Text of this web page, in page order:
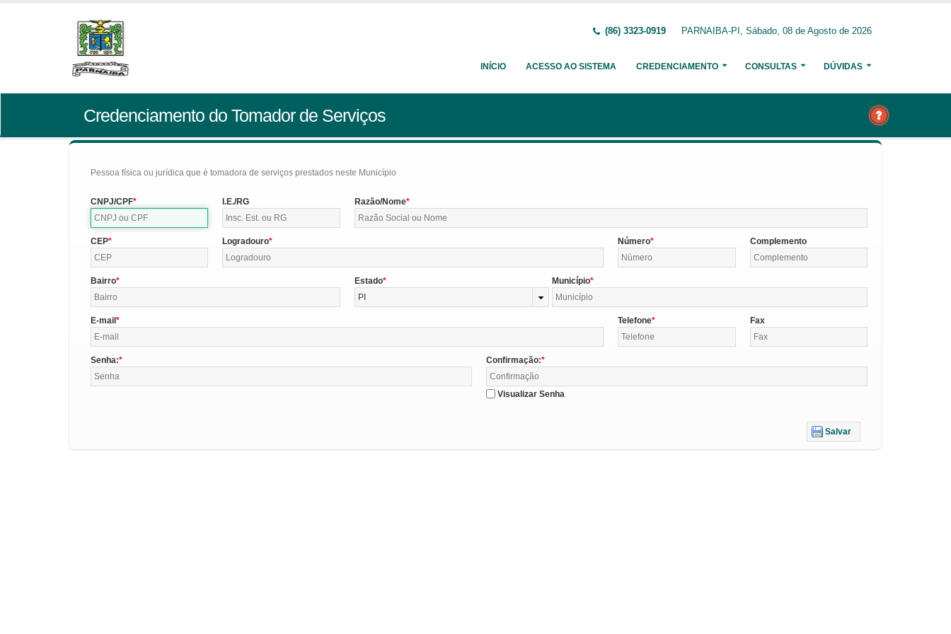
(86) 3323-0919 PARNAIBA-PI, Sábado, 08 de Agosto de 2026
INÍCIO ACESSO AO SISTEMA CREDENCIAMENTO CONSULTAS DÚVIDAS
Credenciamento do Tomador de Serviços
Pessoa física ou jurídica que é tomadora de serviços prestados neste Município
CNPJ/CPF I.E./RG Razão/Nome
CEP Logradouro Número Complemento
Bairro
Estado
PI
Município
E-mail Telefone Fax
Senha: Confirmação:
Visualizar Senha
Salvar